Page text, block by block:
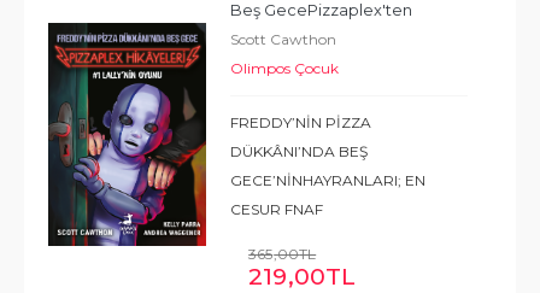
Beş GecePizzaplex'ten
Hikâyeler #1 : Lally'nin Oyunu
Scott Cawthon
Olimpos Çocuk
FREDDY’NİN PİZZA
DÜKKÂNI’NDA BEŞ
GECE’NİNHAYRANLARI; EN
CESUR FNAF
GECELERİ UYKULARINI
365,00TL
219,00TL